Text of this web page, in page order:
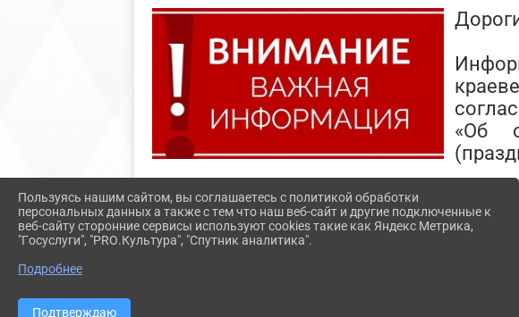
«Об
Пользуясь нашим сайтом, вы соглашаетесь с политикой обработки
персональных данных а также с тем что наш веб-сайт и другие подключенные к
веб-сайту сторонние сервисы используют cookies такие как Яндекс Метрика,
"Госуслуги", "PRO.Культура", "Спутник аналитика".
Подробнее
Подтверждаю